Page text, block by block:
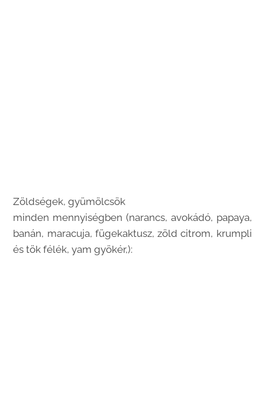
Zöldségek, gyümölcsök
minden mennyiségben (narancs, avokádó, papaya,
banán, maracuja, fügekaktusz, zöld citrom, krumpli
és tök félék, yam gyökér,):